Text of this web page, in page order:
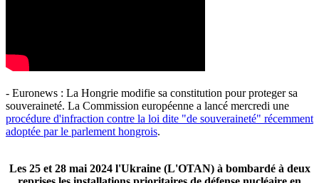
- Euronews : La Hongrie modifie sa constitution pour proteger sa
souveraineté. La Commission européenne a lancé mercredi une
procédure d'infraction contre la loi dite "de souveraineté" récemment
adoptée par le parlement hongrois.
Les 25 et 28 mai 2024 l'Ukraine (L'OTAN) à bombardé à deux